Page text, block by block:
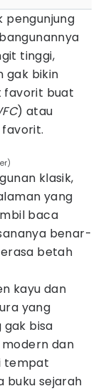
pengunjung
tinggi,
gak bikin
favorit buat
) atau
klasik,
yang
baca
benar-
betah
kayu dan
yang
gak bisa
dan
tempat
buku sejarah